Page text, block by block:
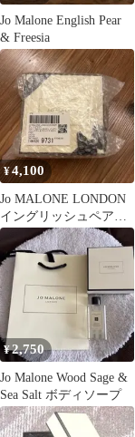
Jo Malone English Pear
& Freesia
¥4,100
Jo MALONE LONDON
イングリッシュペアー
&フリージア
¥2,750
Jo Malone Wood Sage &
Sea Salt ボディソープ